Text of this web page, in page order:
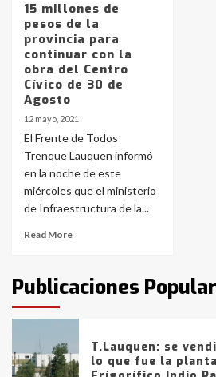
15 millones de
pesos de la
provincia para
continuar con la
obra del Centro
Cívico de 30 de
Agosto
12 mayo, 2021
El Frente de Todos
Trenque Lauquen informó
en la noche de este
miércoles que el ministerio
de Infraestructura de la...
Read More
Publicaciones
4
joven de Trenque
5
Los precios de los
6
La Bolsa de
Blanca anticipa
con lluvias y
de la provincia
fueron detenidos
comercialización
tarde del sábado
T.Lauquen: se
lo que fue la